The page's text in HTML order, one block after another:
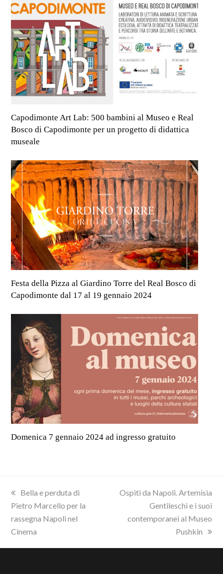
Capodimonte Art Lab: 500 bambini al Museo e Real
Bosco di Capodimonte per un progetto di didattica
museale
Festa della Pizza al Giardino Torre del Real Bosco di
Capodimonte dal 17 al 19 gennaio 2024
Domenica 7 gennaio 2024 ad ingresso gratuito
previous
post:
Bella e perduta di
Pietro Marcello per la
rassegna Napoli nel
Cinema
next
Ospiti da Napoli. Artemisia
Gentileschi e i suoi
contemporanei al Museo
Pushkin